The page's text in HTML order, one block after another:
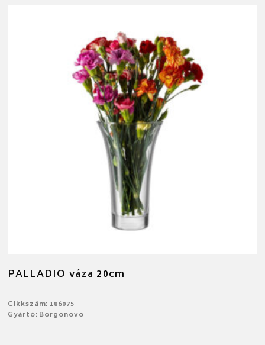
PALLADIO váza 20cm
Cikkszám: 186075
Gyártó: Borgonovo